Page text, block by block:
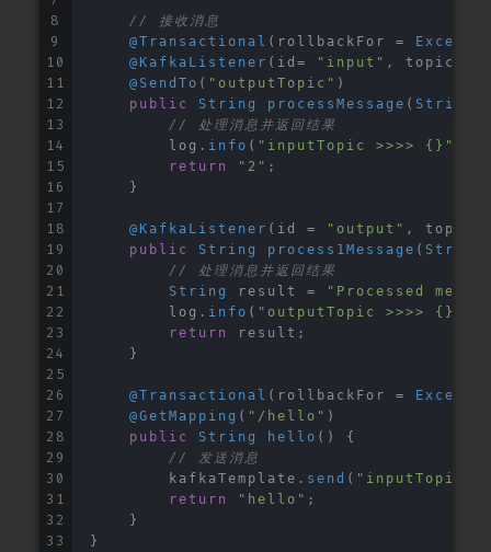
// 接收消息
@Transactional (rollbackFor =
@KafkaListener (id= "input" , topics
@SendTo ( "outputTopic" )
public
String processMessage ( String
// 处理消息并返回结果
log. info ( "inputTopic >>>> {}"
return
"2" ;
}
@KafkaListener (id = "output" , topics
public
String process1Message ( String
// 处理消息并返回结果
String
result =
"Processed
log. info ( "outputTopic >>>> {}"
return
result;
}
@Transactional (rollbackFor =
@GetMapping ( "/hello" )
public
String hello ( ) {
// 发送消息
kafkaTemplate. send ( "inputTopic"
return
"hello" ;
}
}